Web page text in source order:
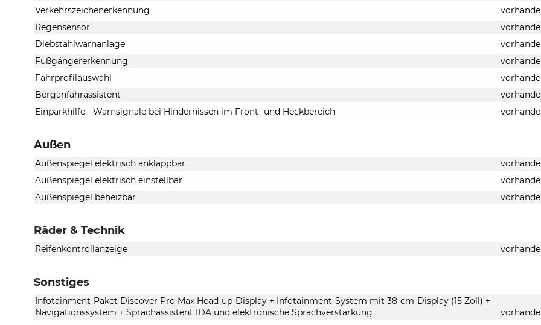
Verkehrszeichenerkennung
Regensensor
Diebstahlwarnanlage
Fußgängererkennung
Fahrprofilauswahl
Berganfahrassistent
Einparkhilfe - Warnsignale bei Hindernissen im Front- und Heckbereich
Außen
Außenspiegel elektrisch anklappbar
Außenspiegel elektrisch einstellbar
Außenspiegel beheizbar
Räder & Technik
Reifenkontrollanzeige
Sonstiges
Infotainment-Paket Discover Pro Max Head-up-Display + Infotainment-System mit 38-cm-Display (15 Zoll) +
Navigationssystem + Sprachassistent IDA und elektronische Sprachverstärkung